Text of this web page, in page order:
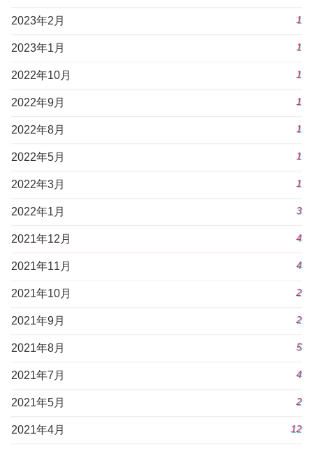
2023年2月 1
2023年1月 1
2022年10月 1
2022年9月 1
2022年8月 1
2022年5月 1
2022年3月 1
2022年1月 3
2021年12月 4
2021年11月 4
2021年10月 2
2021年9月 2
2021年8月 5
2021年7月 4
2021年5月 2
2021年4月 12